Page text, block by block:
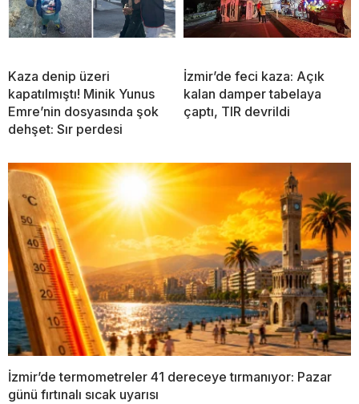
Kaza denip üzeri
kapatılmıştı! Minik Yunus
Emre’nin dosyasında şok
dehşet: Sır perdesi
İzmir’de feci kaza: Açık
kalan damper tabelaya
çaptı, TIR devrildi
İzmir’de termometreler 41 dereceye tırmanıyor: Pazar
günü fırtınalı sıcak uyarısı